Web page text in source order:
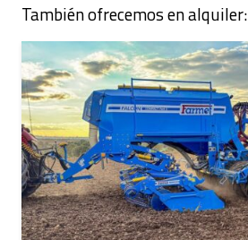
También ofrecemos en alquiler: